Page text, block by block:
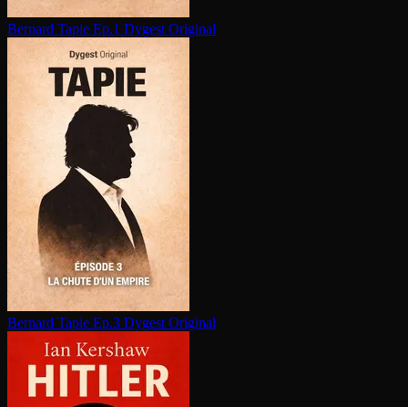
Bernard Tapie Ep.1 Dygest Original
Bernard Tapie Ep.3 Dygest Original